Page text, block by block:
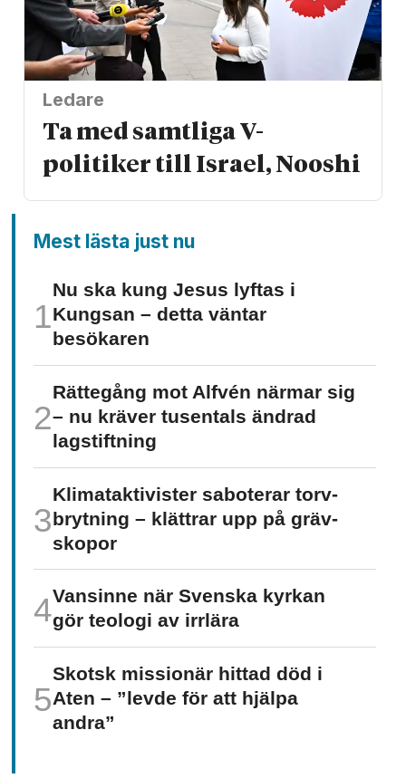
Ledare
Ta med samtliga V-
politiker till Israel, Nooshi
Mest lästa just nu
Nu ska kung Jesus lyftas i
Kungsan – detta väntar
besökaren
Rättegång mot Alfvén närmar sig
– nu kräver tusentals ändrad
lagstiftning
Klimat­aktivister saboterar torv­
brytning – klättrar upp på gräv­
skopor
Vansinne när Svenska kyrkan
gör teologi av irrlära
Skotsk missionär hittad död i
Aten – ”levde för att hjälpa
andra”